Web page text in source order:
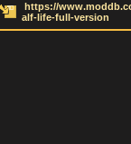
https://
alf-life-full-version